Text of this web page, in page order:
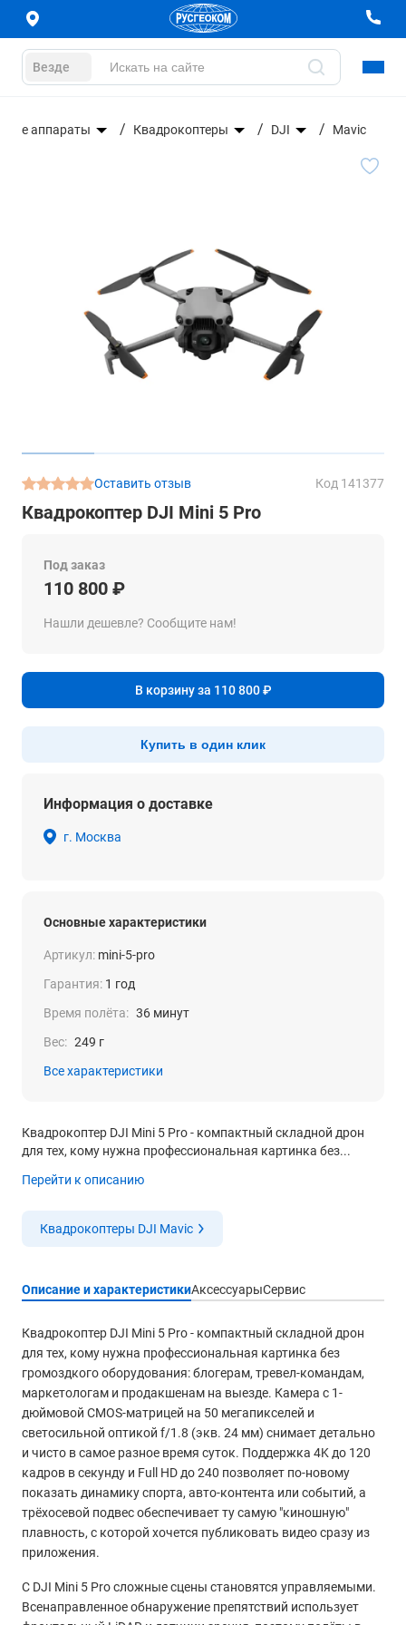
Везде
аппараты Квадрокоптеры DJI Mavic
Оставить отзыв Код 141377
Квадрокоптер DJI Mini 5 Pro
Под заказ
110 800 ₽
Нашли дешевле? Сообщите нам!
В корзину за 110 800 ₽
Купить в один клик
Информация о доставке
г. Москва
Основные характеристики
Артикул: mini-5-pro
Гарантия: 1 год
Время полёта: 36 минут
Вес: 249 г
Все характеристики
Квадрокоптер DJI Mini 5 Pro - компактный складной дрон
для тех, кому нужна профессиональная картинка без...
Перейти к описанию
Квадрокоптеры DJI Mavic
Описание и характеристикиАксессуарыСервис
Квадрокоптер DJI Mini 5 Pro - компактный складной дрон
для тех, кому нужна профессиональная картинка без
громоздкого оборудования: блогерам, тревел-командам,
маркетологам и продакшенам на выезде. Камера с 1-
дюймовой CMOS-матрицей на 50 мегапикселей и
светосильной оптикой f/1.8 (экв. 24 мм) снимает детально
и чисто в самое разное время суток. Поддержка 4K до 120
кадров в секунду и Full HD до 240 позволяет по-новому
показать динамику спорта, авто-контента или событий, а
трёхосевой подвес обеспечивает ту самую "киношную"
плавность, с которой хочется публиковать видео сразу из
приложения.
С DJI Mini 5 Pro сложные сцены становятся управляемыми.
Всенаправленное обнаружение препятствий использует